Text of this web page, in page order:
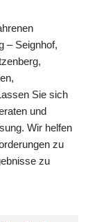
– Seignhof,
Sie sich
und
Wir helfen
zu
zu